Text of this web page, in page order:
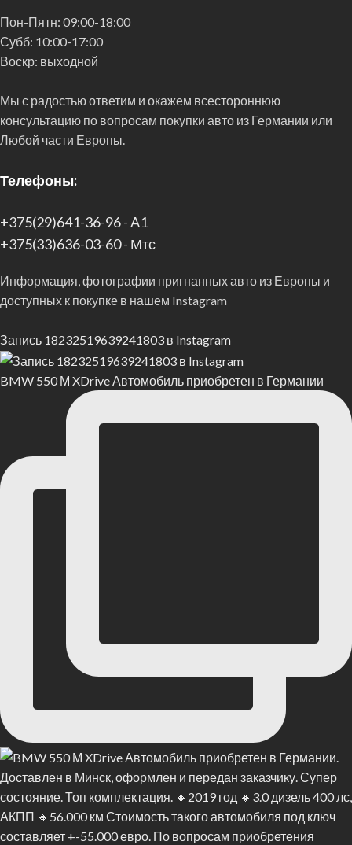
Пон-Пятн: 09:00-18:00
Субб: 10:00-17:00
Воскр: выходной
Мы с радостью ответим и окажем всестороннюю
консультацию по вопросам покупки авто из Германии или
Любой части Европы.
Телефоны:
+375(29)641-36-96 - A1
+375(33)636-03-60 - Мтс
Информация, фотографии пригнанных авто из Европы и
доступных к покупке в нашем Instagram
Запись 18232519639241803 в Instagram
BMW 550 М XDrive Автомобиль приобретен в Германии